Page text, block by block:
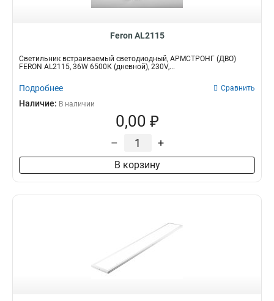
Feron AL2115
Светильник встраиваемый светодиодный, АРМСТРОНГ (ДВО)
FERON AL2115, 36W 6500К (дневной), 230V,...
Подробнее Сравнить
Наличие: В наличии
0,00 ₽
– +
В корзину